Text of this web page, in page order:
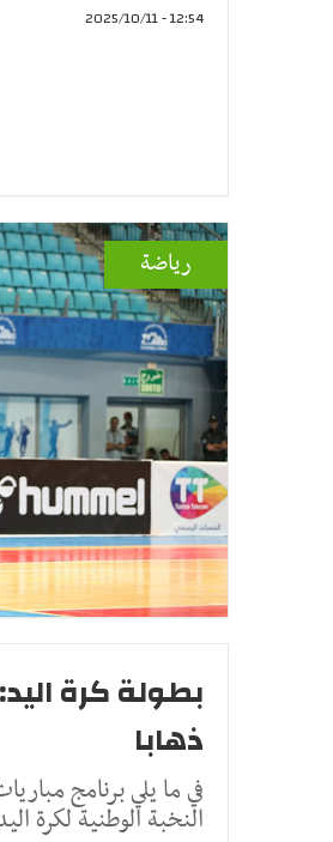
12:54 - 2025/10/11
رياضة
بطولة كرة
ذهابا
في ما يلي برنامج
النخبة الوطنية لكرة اليد